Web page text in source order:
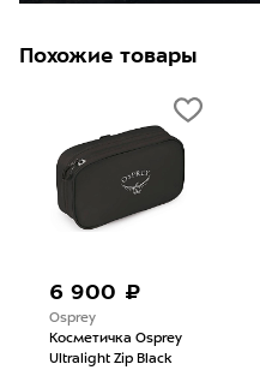
Похожие товары
6 900 ₽
Osprey
Косметичка Osprey
Ultralight Zip Black